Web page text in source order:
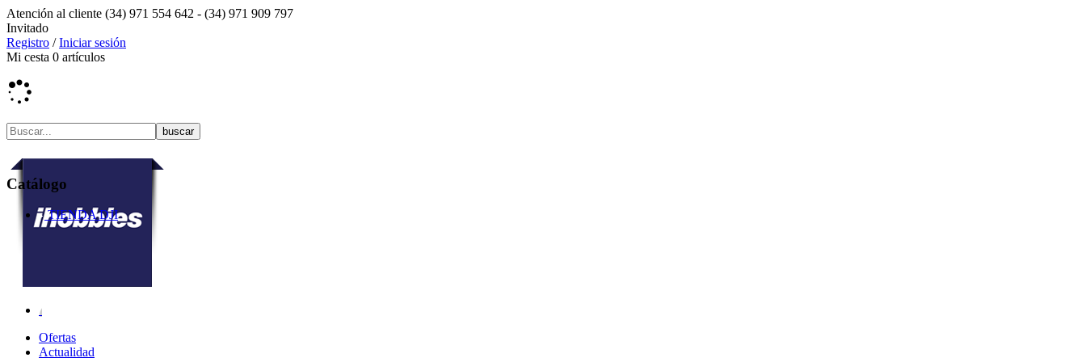
Atención al cliente (34) 971 554 642 - (34) 971 909 797
Invitado
Registro /Iniciar sesión
Mi cesta 0 artículos
Ofertas
Actualidad
Catálogo
TIENDA DJI